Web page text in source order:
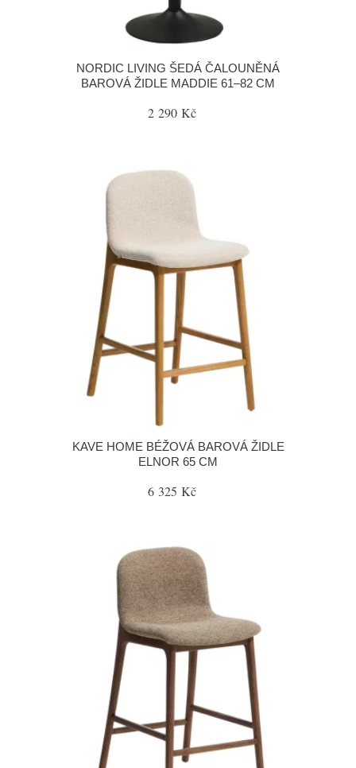
NORDIC LIVING ŠEDÁ ČALOUNĚNÁ
BAROVÁ ŽIDLE MADDIE 61–82 CM
2 290 Kč
KAVE HOME BÉŽOVÁ BAROVÁ ŽIDLE
ELNOR 65 CM
6 325 Kč